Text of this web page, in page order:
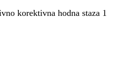
korektivna hodna staza 1